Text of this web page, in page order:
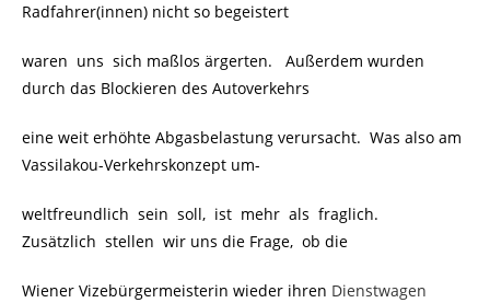
Radfahrer(innen) nicht so begeistert
waren uns sich maßlos ärgerten. Außerdem wurden
durch das Blockieren des Autoverkehrs
eine weit erhöhte Abgasbelastung verursacht. Was also am
Vassilakou-Verkehrskonzept um-
weltfreundlich sein soll, ist mehr als fraglich.
Zusätzlich stellen wir uns die Frage, ob die
Wiener Vizebürgermeisterin wieder ihren Dienstwagen